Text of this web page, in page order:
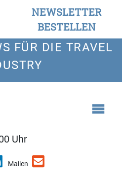
NEWSLETTER
BESTELLEN
FÜR DIE TRAVEL
Uhr
Mailen